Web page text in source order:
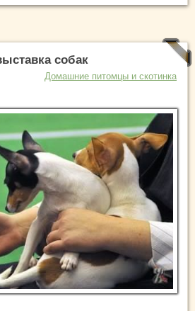
собак
Домашние питомцы и скотинка